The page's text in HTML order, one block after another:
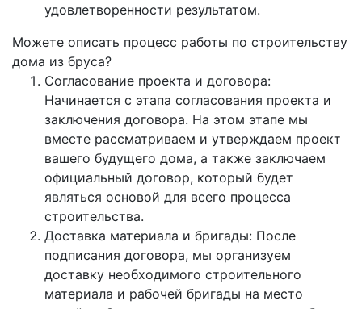
удовлетворенности результатом.
Можете описать процесс работы по строительству
дома из бруса?
Согласование проекта и договора:
Начинается с этапа согласования проекта и
заключения договора. На этом этапе мы
вместе рассматриваем и утверждаем проект
вашего будущего дома, а также заключаем
официальный договор, который будет
являться основой для всего процесса
строительства.
Доставка материала и бригады: После
подписания договора, мы организуем
доставку необходимого строительного
материала и рабочей бригады на место